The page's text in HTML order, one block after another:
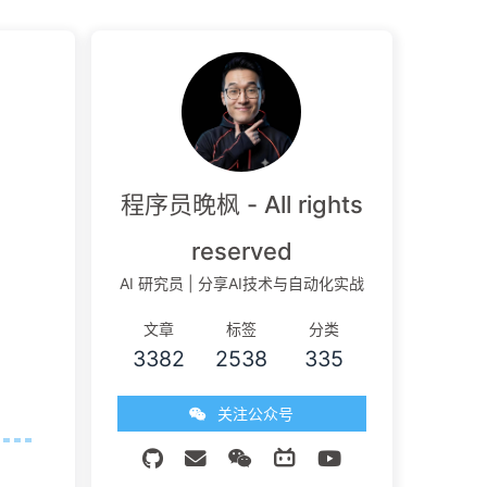
程序员晚枫 - All rights
reserved
AI 研究员 | 分享AI技术与自动化实战
文章
3382
标签
2538
分类
335
关注公众号